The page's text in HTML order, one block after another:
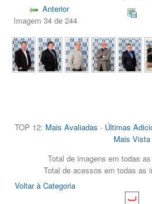
Anterior
Imagem 34 de 244
TOP 12: Mais Avaliadas - Últimas
Mais Vista
Total de imagens em todas
Total de acessos em todas as
Voltar à Categoria